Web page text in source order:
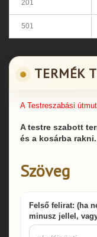
201
501
TERMÉK
A Testreszabási
A testre szabott
és a kosárba rakni.
Szöveg
Felső felirat: (ha
minusz jellel,